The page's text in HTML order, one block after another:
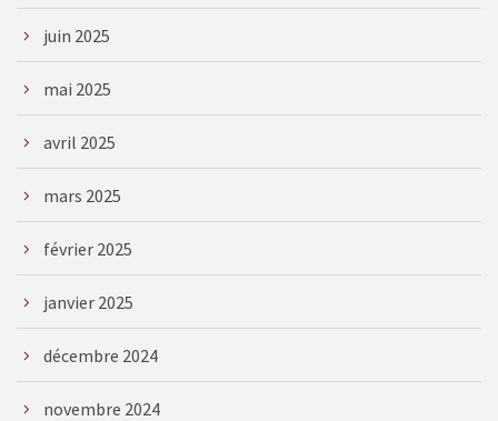
juin 2025
mai 2025
avril 2025
mars 2025
février 2025
janvier 2025
décembre 2024
novembre 2024